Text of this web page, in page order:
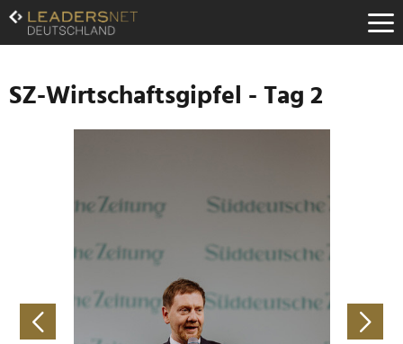
Zum
Inhalt
Zur
Navigation
Zur
Hauptnavigation
SZ-Wirtschaftsgipfel - Tag 2